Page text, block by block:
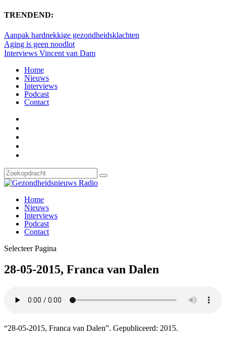
TRENDEND:
Aanpak hardnekkige gezondheidsklachten
Aging is geen noodlot
Interviews Vincent van Dam
Home
Nieuws
Interviews
Podcast
Contact
Home
Nieuws
Interviews
Podcast
Contact
Selecteer Pagina
28-05-2015, Franca van Dalen
“28-05-2015, Franca van Dalen”. Gepubliceerd: 2015.